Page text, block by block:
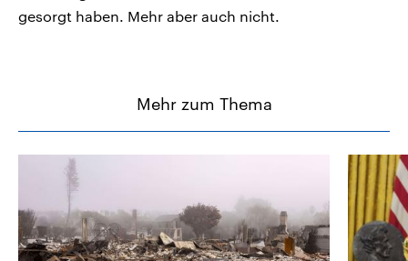
gesorgt haben. Mehr aber auch nicht.
Mehr zum Thema